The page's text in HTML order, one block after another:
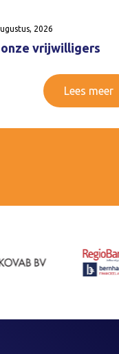
2026
vrijwilligers
Lees meer